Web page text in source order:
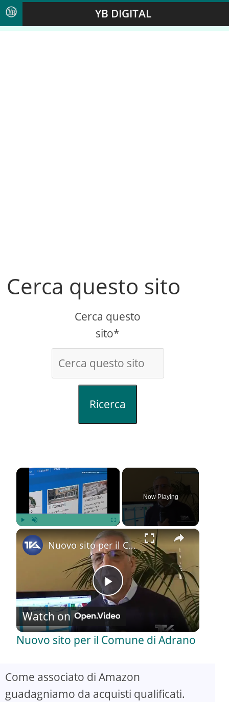
YB DIGITAL
Cerca questo sito
Cerca questo
sito*
Ricerca
×
Now Playing
×
P
l
y
Nuovo sito per il Comune di Adrano
Watch on
Nuovo sito per il Comune di Adrano
Come associato di Amazon
guadagniamo da acquisti qualificati.